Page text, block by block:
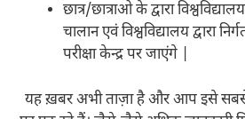
छात्र/छात्राओ के द्वारा
चालान एवं विश्वविद्यालय द्वारा
परीक्षा केन्द्र पर जाएंगे |
यह ख़बर अभी ताज़ा है और आप इसे